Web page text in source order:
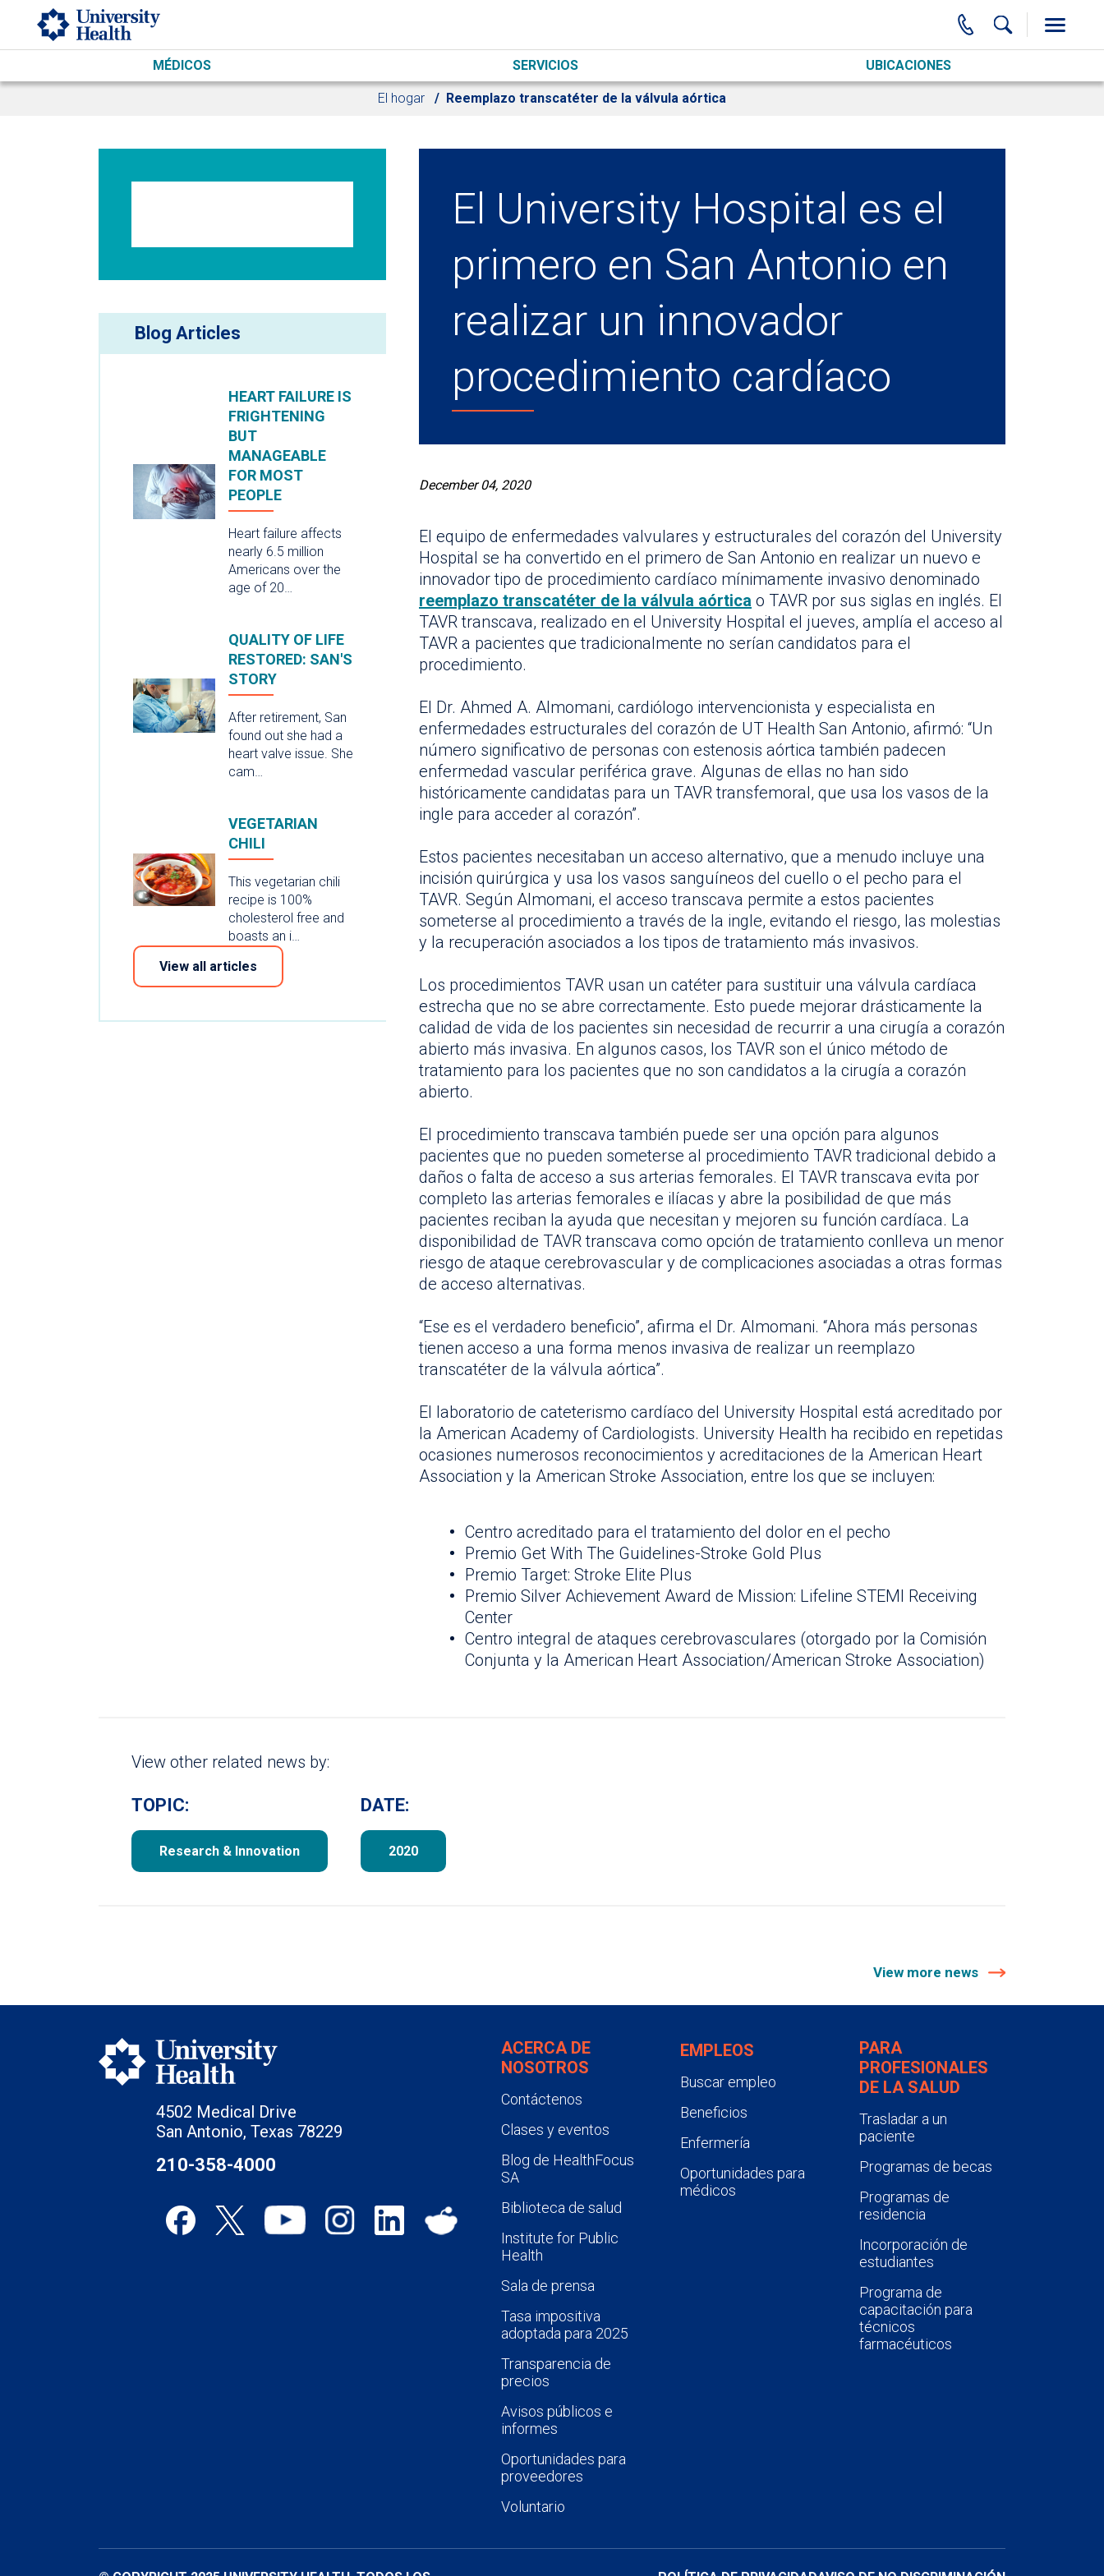
Skip to main content
MÉDICOS SERVICIOS UBICACIONES
El hogar Reemplazo transcatéter de la válvula aórtica
El University Hospital es el
primero en San Antonio en
realizar un innovador
procedimiento cardíaco
December 04, 2020
El equipo de enfermedades valvulares y estructurales del corazón del University
Hospital se ha convertido en el primero de San Antonio en realizar un nuevo e
innovador tipo de procedimiento cardíaco mínimamente invasivo denominado
reemplazo transcatéter de la válvula aórtica o TAVR por sus siglas en inglés. El
TAVR transcava, realizado en el University Hospital el jueves, amplía el acceso al
TAVR a pacientes que tradicionalmente no serían candidatos para el
procedimiento.
El Dr. Ahmed A. Almomani, cardiólogo intervencionista y especialista en
enfermedades estructurales del corazón de UT Health San Antonio, afirmó: “Un
número significativo de personas con estenosis aórtica también padecen
enfermedad vascular periférica grave. Algunas de ellas no han sido
históricamente candidatas para un TAVR transfemoral, que usa los vasos de la
ingle para acceder al corazón”.
Estos pacientes necesitaban un acceso alternativo, que a menudo incluye una
incisión quirúrgica y usa los vasos sanguíneos del cuello o el pecho para el
TAVR. Según Almomani, el acceso transcava permite a estos pacientes
someterse al procedimiento a través de la ingle, evitando el riesgo, las molestias
y la recuperación asociados a los tipos de tratamiento más invasivos.
Los procedimientos TAVR usan un catéter para sustituir una válvula cardíaca
estrecha que no se abre correctamente. Esto puede mejorar drásticamente la
calidad de vida de los pacientes sin necesidad de recurrir a una cirugía a corazón
abierto más invasiva. En algunos casos, los TAVR son el único método de
tratamiento para los pacientes que no son candidatos a la cirugía a corazón
abierto.
El procedimiento transcava también puede ser una opción para algunos
pacientes que no pueden someterse al procedimiento TAVR tradicional debido a
daños o falta de acceso a sus arterias femorales. El TAVR transcava evita por
completo las arterias femorales e ilíacas y abre la posibilidad de que más
pacientes reciban la ayuda que necesitan y mejoren su función cardíaca. La
disponibilidad de TAVR transcava como opción de tratamiento conlleva un menor
riesgo de ataque cerebrovascular y de complicaciones asociadas a otras formas
de acceso alternativas.
“Ese es el verdadero beneficio”, afirma el Dr. Almomani. “Ahora más personas
tienen acceso a una forma menos invasiva de realizar un reemplazo
transcatéter de la válvula aórtica”.
El laboratorio de cateterismo cardíaco del University Hospital está acreditado por
la American Academy of Cardiologists. University Health ha recibido en repetidas
ocasiones numerosos reconocimientos y acreditaciones de la American Heart
Association y la American Stroke Association, entre los que se incluyen:
Centro acreditado para el tratamiento del dolor en el pecho
Premio Get With The Guidelines-Stroke Gold Plus
Premio Target: Stroke Elite Plus
Premio Silver Achievement Award de Mission: Lifeline STEMI Receiving
Center
Centro integral de ataques cerebrovasculares (otorgado por la Comisión
Conjunta y la American Heart Association/American Stroke Association)
Blog Articles
HEART FAILURE IS
FRIGHTENING
BUT
MANAGEABLE
FOR MOST
PEOPLE
Heart failure affects
nearly 6.5 million
Americans over the
age of 20…
QUALITY OF LIFE
RESTORED: SAN'S
STORY
After retirement, San
found out she had a
heart valve issue. She
cam…
VEGETARIAN
CHILI
This vegetarian chili
recipe is 100%
cholesterol free and
boasts an i…
View all articles
View other related news by:
TOPIC:
Research & Innovation
DATE:
2020
View more news
4502 Medical Drive
San Antonio, Texas 78229
210-358-4000
ACERCA DE
NOSOTROS
Contáctenos
Clases y eventos
Blog de HealthFocus
SA
Biblioteca de salud
Institute for Public
Health
Sala de prensa
Tasa impositiva
adoptada para 2025
Transparencia de
precios
Avisos públicos e
informes
Oportunidades para
proveedores
Voluntario
EMPLEOS
Buscar empleo
Beneficios
Enfermería
Oportunidades para
médicos
PARA
PROFESIONALES
DE LA SALUD
Trasladar a un
paciente
Programas de becas
Programas de
residencia
Incorporación de
estudiantes
Programa de
capacitación para
técnicos
farmacéuticos